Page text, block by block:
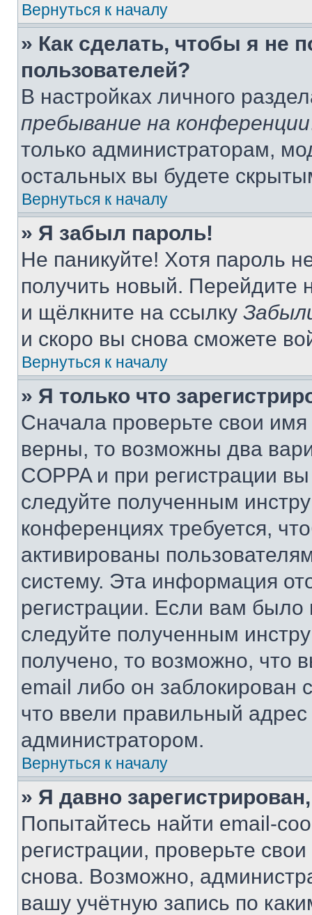
Вернуться к началу
» Как сделать, чтобы я не
пользователей?
В настройках личного
пребывание на конференции
только администраторам,
остальных вы будете
Вернуться к началу
» Я забыл пароль!
Не паникуйте! Хотя пароль
получить новый. Перейдите
и щёлкните на ссылку
и скоро вы снова сможете
Вернуться к началу
» Я только что
Сначала проверьте свои
верны, то возможны два
COPPA и при регистрации
следуйте полученным
конференциях требуется,
активированы
систему. Эта информация
регистрации. Если вам
следуйте полученным
получено, то возможно, что
email либо он
что ввели правильный адрес
администратором.
Вернуться к началу
» Я давно
Попытайтесь найти email-
регистрации, проверьте
снова. Возможно,
вашу учётную запись по